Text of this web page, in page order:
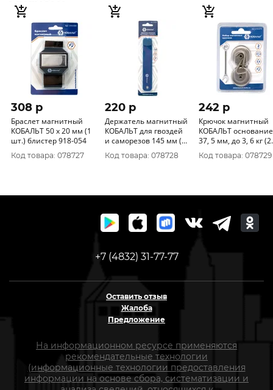
308 p
Браслет магнитный
КОБАЛЬТ 50 x 20 мм (1
шт.) блистер 918-054
Код товара: 078727
220 p
Держатель магнитный
КОБАЛЬТ для гвоздей
и саморезов 145 мм (1
шт.) блистер 918-061
Код товара: 078728
242 p
Крючок магнитный
КОБАЛЬТ основание
37, 5 мм, до 3, 6 кг (2
шт.) блистер 918-
Код товара: 078729
+7 (4832) 31-77-77
Оставить отзыв
Жалоба
Предложение
На информационном ресурсе применяются
рекомендательные технологии
(информационные технологии предоставления
информации на основе сбора, систематизации и